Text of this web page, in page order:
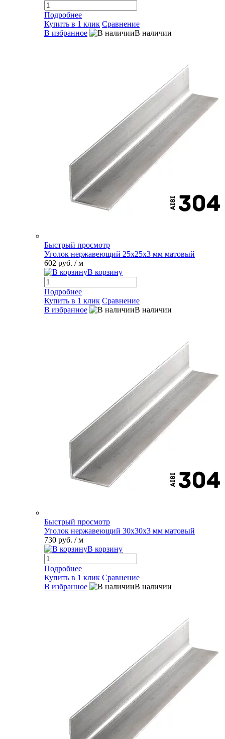
Подробнее
Купить в 1 клик Сравнение
В избранное
В наличии
Быстрый просмотр
Уголок нержавеющий 25х25х3 мм матовый
602 руб. / м
В корзину
Подробнее
Купить в 1 клик Сравнение
В избранное
В наличии
Быстрый просмотр
Уголок нержавеющий 30х30х3 мм матовый
730 руб. / м
В корзину
Подробнее
Купить в 1 клик Сравнение
В избранное
В наличии